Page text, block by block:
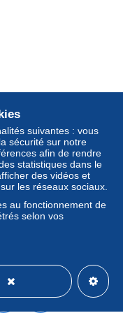
Un achat
au
comportent
Les
les14 jours
de la part du
: 1.60€
suivantes : vous
sécurité sur notre
afin de rendre
statistiques dans le
des vidéos et
les réseaux sociaux.
au fonctionnement de
selon vos